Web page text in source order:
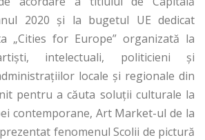
2020 şi la bugetul UE dedicat
„Cities for Europe” organizată la
intelectuali, politicieni şi
locale şi regionale din
pentru a căuta soluţii culturale la
contemporane, Art Market-ul de la
fenomenul Scolii de pictură